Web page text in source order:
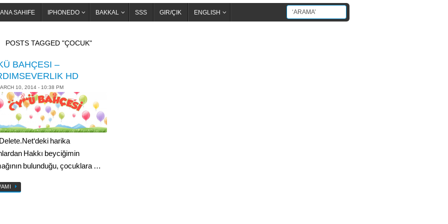
ANA SAHIFE IPHONEDO BAKKAL SSS GIR/ÇIK ENGLISH
POSTS TAGGED "ÇOCUK"
BAHÇESI –
HD
10, 2014 - 10:38 PM
harika
Hakkı beyciğimin
bulunduğu, çocuklara …